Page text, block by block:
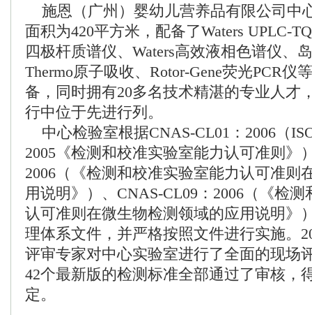
施恩（广州）婴幼儿营养品有限公司中
面积为420平方米，配备了Waters UPLC-
四极杆质谱仪、Waters高效液相色谱仪、
Thermo原子吸收、Rotor-Gene荧光PCR仪
备，同时拥有20多名技术精湛的专业人才
行中位于先进行列。
中心检验室根据CNAS-CL01：2006（
2005《检测和校准实验室能力认可准则》
2006（《检测和校准实验室能力认可准则
用说明》）、CNAS-CL09：2006（《检
认可准则在微生物检测领域的应用说明》
理体系文件，并严格按照文件进行实施。
评审专家对中心实验室进行了全面的现场
42个最新版的检测标准全部通过了审核，
定。